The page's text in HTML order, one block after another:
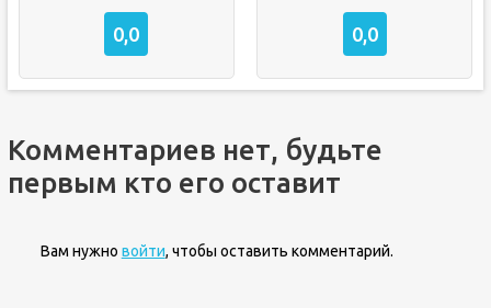
0,0 0,0
Комментариев нет, будьте
первым кто его оставит
Вам нужно войти, чтобы оставить комментарий.